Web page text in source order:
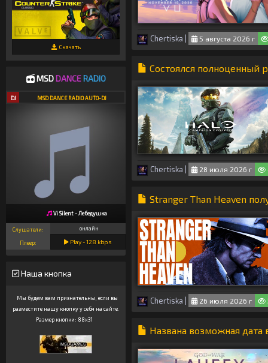
Скачать
MSDDANCE RADIO
DJ MSD DANCE RADIO AUTO-DJ
Vi Silent - Лебедушка
Слушатели: онлайн
Плеер: Play -128 kbps
Наша кнопка
Мы будем вам признательны, если вы
разместите нашу кнопку у себя на сайте.
Размер кнопки: 88x31
Chertiska 5 августа 2026 г
Состоялся полноценный
Chertiska 28 июля 2026 г
Stranger Than Heaven
Chertiska | 26 июля 2026 г
Названа возможная дата